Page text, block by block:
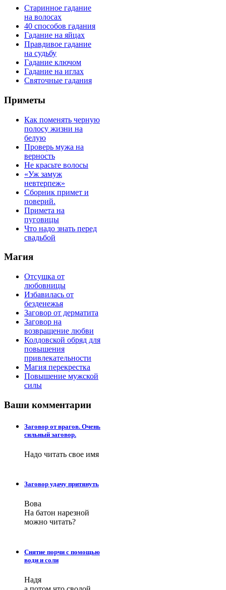
Старинное гадание
на волосах
40 способов гадания
Гадание на яйцах
Правдивое гадание
на судьбу
Гадание ключом
Гадание на иглах
Святочные гадания
Приметы
Как поменять черную
полосу жизни на
белую
Проверь мужа на
верность
Не красьте волосы
«Уж замуж
невтерпеж»
Сборник примет и
поверий.
Примета на
пуговицы
Что надо знать перед
свадьбой
Магия
Отсушка от
любовницы
Избавилась от
безденежья
Заговор от дерматита
Заговор на
возвращение любви
Колдовской обряд для
повышения
привлекательности
Магия перекрестка
Повышение мужской
силы
Ваши комментарии
Заговор от врагов. Очень
сильный заговор.
Надо читать свое имя
Заговор удачу притянуть
Вова
На батон нарезной
можно читать?
Снятие порчи с помощью
води и соли
Надя